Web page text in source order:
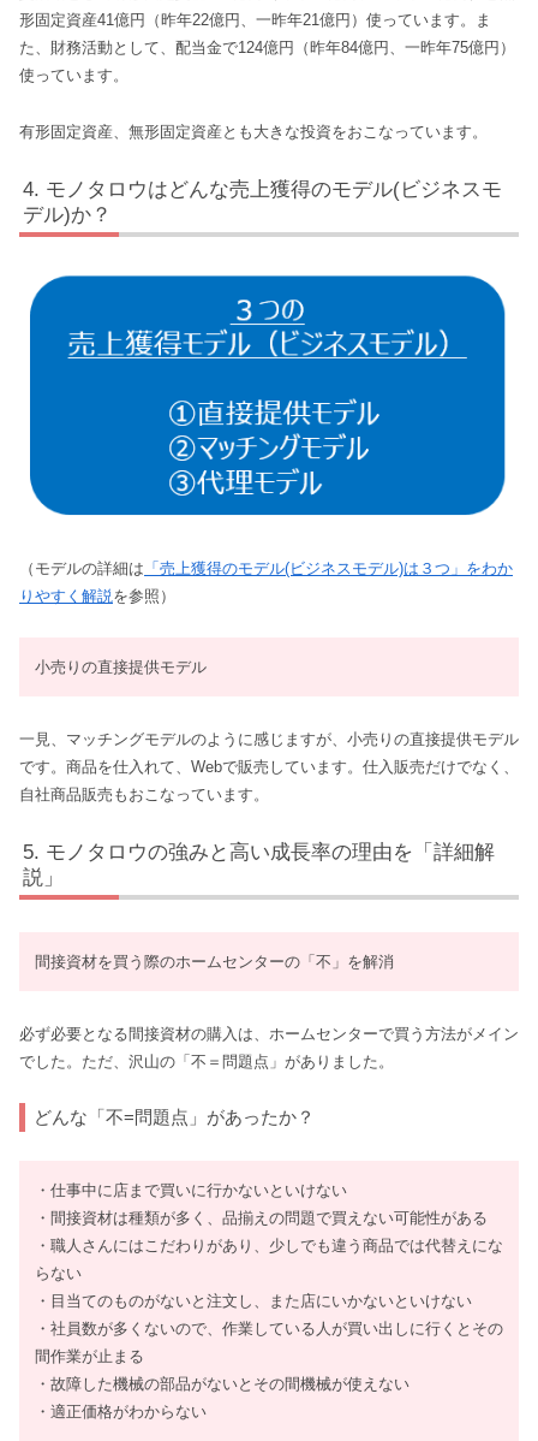
形固定資産41億円（昨年22億円、一昨年21億円）使っています。ま
た、財務活動として、配当金で124億円（昨年84億円、一昨年75億円）
使っています。
有形固定資産、無形固定資産とも大きな投資をおこなっています。
モノタロウはどんな売上獲得のモデル(ビジネスモ
デル)か？
（モデルの詳細は 「売上獲得のモデル(ビジネスモデル)は３つ」をわか
りやすく解説 を参照）
小売りの直接提供モデル
一見、マッチングモデルのように感じますが、小売りの直接提供モデル
です。商品を仕入れて、Webで販売しています。仕入販売だけでなく、
自社商品販売もおこなっています。
モノタロウの強みと高い成長率の理由を「詳細解
説」
間接資材を買う際のホームセンターの「不」を解消
必ず必要となる間接資材の購入は、ホームセンターで買う方法がメイン
でした。ただ、沢山の「不＝問題点」がありました。
どんな「不=問題点」があったか？
・仕事中に店まで買いに行かないといけない
・間接資材は種類が多く、品揃えの問題で買えない可能性がある
・職人さんにはこだわりがあり、少しでも違う商品では代替えにな
らない
・目当てのものがないと注文し、また店にいかないといけない
・社員数が多くないので、作業している人が買い出しに行くとその
間作業が止まる
・故障した機械の部品がないとその間機械が使えない
・適正価格がわからない